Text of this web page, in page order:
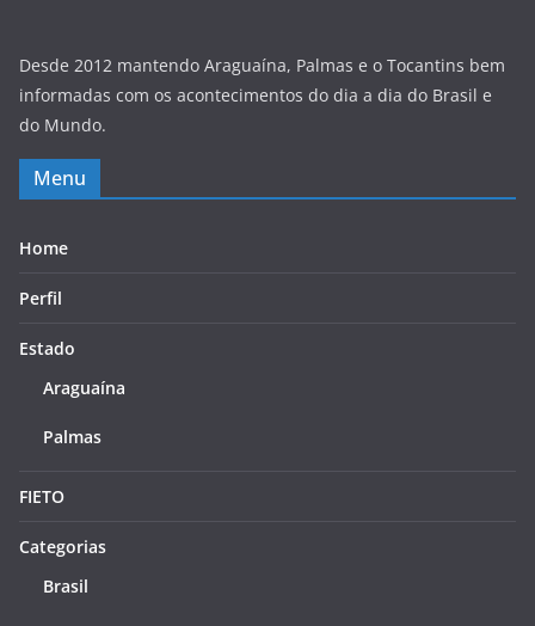
Desde 2012 mantendo Araguaína, Palmas e o Tocantins bem
informadas com os acontecimentos do dia a dia do Brasil e
do Mundo.
Menu
Home
Perfil
Estado
Araguaína
Palmas
FIETO
Categorias
Brasil